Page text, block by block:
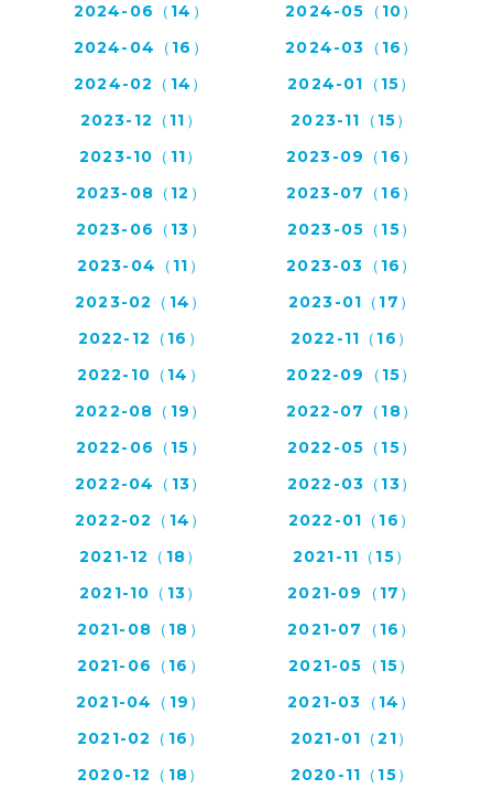
2024-06（14）
2024-05（10）
2024-04（16）
2024-03（16）
2024-02（14）
2024-01（15）
2023-12（11）
2023-11（15）
2023-10（11）
2023-09（16）
2023-08（12）
2023-07（16）
2023-06（13）
2023-05（15）
2023-04（11）
2023-03（16）
2023-02（14）
2023-01（17）
2022-12（16）
2022-11（16）
2022-10（14）
2022-09（15）
2022-08（19）
2022-07（18）
2022-06（15）
2022-05（15）
2022-04（13）
2022-03（13）
2022-02（14）
2022-01（16）
2021-12（18）
2021-11（15）
2021-10（13）
2021-09（17）
2021-08（18）
2021-07（16）
2021-06（16）
2021-05（15）
2021-04（19）
2021-03（14）
2021-02（16）
2021-01（21）
2020-12（18）
2020-11（15）